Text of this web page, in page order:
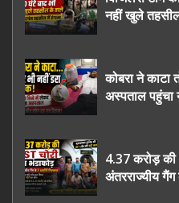
नहीं खुले
कोबरा ने काटा
अस्पताल
4.37 करोड़ की
अंतरराज्यीय गैंग